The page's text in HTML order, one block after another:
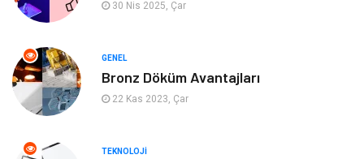
Mobilya
Tekstil Genel Kültür
30 Nis 2025, Çar
GENEL
Bronz Döküm Avantajları
22 Kas 2023, Çar
TEKNOLOJI